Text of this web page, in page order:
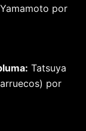
por
Tatsuya
por